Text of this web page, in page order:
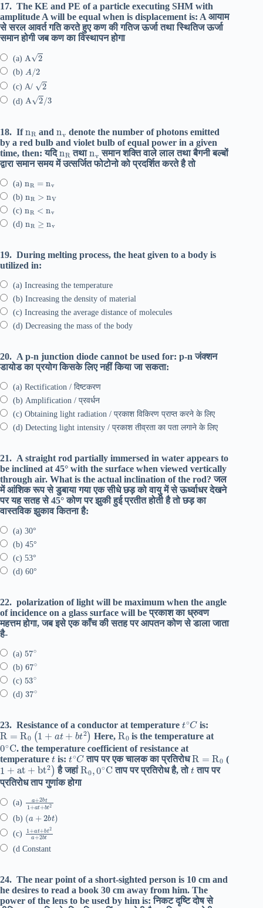
17. The KE and PE of a particle executing SHM with
amplitude A will be equal when is displacement is: A आयाम
से सरल आवर्त गति करते हुए कण की गतिज ऊर्जा तथा स्थितिज ऊर्जा
समान होगी जब कण का विस्थापन होगा
(a) A
(b) A 2
(c) A/
(d) A /3
18. If and
denote the number of photons emitted
by a red bulb and violet bulb of equal power in a given
time, then: यदिnRतथाnvसमान शक्ति वाले लाल तथा बैगनी बल्बों
द्वारा समान समय में उत्सर्जित फोटोनो को प्रदर्शित करते है तो
(a)
(b)
(c)
(d) ≥
19. During melting process, the heat given to a body is
utilized in:
(a) Increasing the temperature
(b) Increasing the density of material
(c) Increasing the average distance of molecules
(d) Decreasing the mass of the body
20. A p-n junction diode cannot be used for: p-n जंक्शन
डायोड का प्रयोग किसके लिए नहीं किया जा सकता:
(a) Rectification / दिष्टकरण
(b) Amplification / प्रवर्धन
(c) Obtaining light radiation / प्रकाश विकिरण प्राप्त करने के लिए
(d) Detecting light intensity / प्रकाश तीव्रता का पता लगाने के लिए
21. A straight rod partially immersed in water appears to
be inclined at 45° with the surface when viewed vertically
through air. What is the actual inclination of the rod? जल
में आंशिक रूप से डुबाया गया एक सीधे छड़ को वायु में से ऊर्ध्वाधर देखने
पर यह सतह से 45° कोण पर झुकी हुई प्रतीत होती है तो छड़ का
वास्तविक झुकाव कितना है:
(a) 30°
(b) 45°
(c) 53°
(d) 60°
22. polarization of light will be maximum when the angle
of incidence on a glass surface will be प्रकाश का ध्रुवण
महत्तम होगा, जब इसे एक काँच की सतह पर आपतन कोण से डाला जाता
है-
(a) 57∘
(b) 67∘
(c) 53∘
(d) 37∘
23. Resistance of a conductor at temperature t∘Cis:
R= R0(1+at+b t2) Here, R0 is the temperature at
0∘C. the temperature coefficient of resistance at
temperature t is: t∘Cताप पर एक चालक का प्रतिरोधR 0 (
1+at+bt2) है जहांR0, 0∘Cताप पर प्रतिरोध है, तो tताप पर
प्रतिरोध ताप गुणांक होगा
(a) +2bt1
(b) ( 2 bt)
(c) 1+at+bt
(d Constant
24. The near point of a short-sighted person is 10 cm and
he desires to read a book 30 cm away from him. The
power of the lens to be used by him is: निकट दृष्टि दोष से